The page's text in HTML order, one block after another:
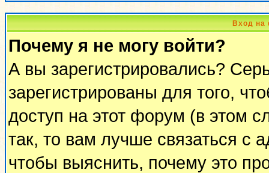
Вход на
Почему я не могу войти?
А вы зарегистрировались?
зарегистрированы для того,
доступ на этот форум (в этом
так, то вам лучше связаться с
чтобы выяснить, почему это